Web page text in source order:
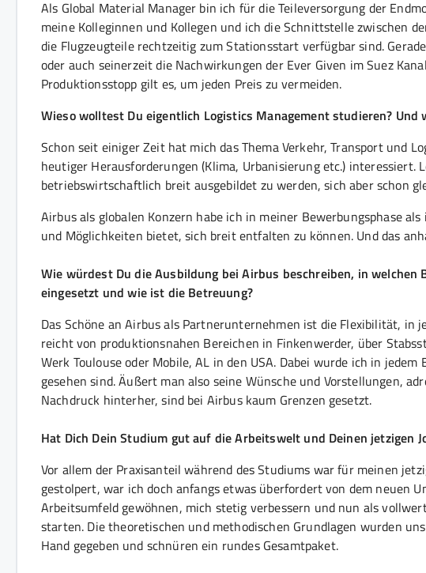
Als Global Material Manager bin ich für die Teileversorgung der
meine Kolleginnen und Kollegen und ich die Schnittstelle zwischen
die Flugzeugteile rechtzeitig zum Stationsstart verfügbar sind.
oder auch seinerzeit die Nachwirkungen der Ever Given im Suez
Produktionsstopp gilt es, um jeden Preis zu vermeiden.
Wieso wolltest Du eigentlich Logistics Management studieren? Und
Schon seit einiger Zeit hat mich das Thema Verkehr, Transport und
heutiger Herausforderungen (Klima, Urbanisierung etc.)
betriebswirtschaftlich breit ausgebildet zu werden, sich aber schon
Airbus als globalen Konzern habe ich in meiner Bewerbungsphase
und Möglichkeiten bietet, sich breit entfalten zu können. Und das
Wie würdest Du die Ausbildung bei Airbus beschreiben, in
eingesetzt und wie ist die Betreuung?
Das Schöne an Airbus als Partnerunternehmen ist die Flexibilität, in
reicht von produktionsnahen Bereichen in Finkenwerder, über
Werk Toulouse oder Mobile, AL in den USA. Dabei wurde ich in
gesehen sind. Äußert man also seine Wünsche und Vorstellungen,
Nachdruck hinterher, sind bei Airbus kaum Grenzen gesetzt.
Hat Dich Dein Studium gut auf die Arbeitswelt und Deinen jetzigen
Vor allem der Praxisanteil während des Studiums war für meinen
gestolpert, war ich doch anfangs etwas überfordert von dem neuen
Arbeitsumfeld gewöhnen, mich stetig verbessern und nun als
starten. Die theoretischen und methodischen Grundlagen wurden
Hand gegeben und schnüren ein rundes Gesamtpaket.